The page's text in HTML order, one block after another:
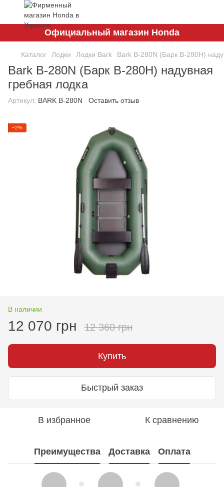
Официальный магазин Honda
Каталог Лодки Лодки Bark Bark B-280N (Барк В-280Н)
Bark B-280N (Барк В-280Н) надувная
гребная лодка
Артикул: BARK B-280N Оставить отзыв
−2%
В наличии
12 070 грн 12 360 грн
Купить
Быстрый заказ
В избранное К сравнению
Преимущества Доставка Оплата